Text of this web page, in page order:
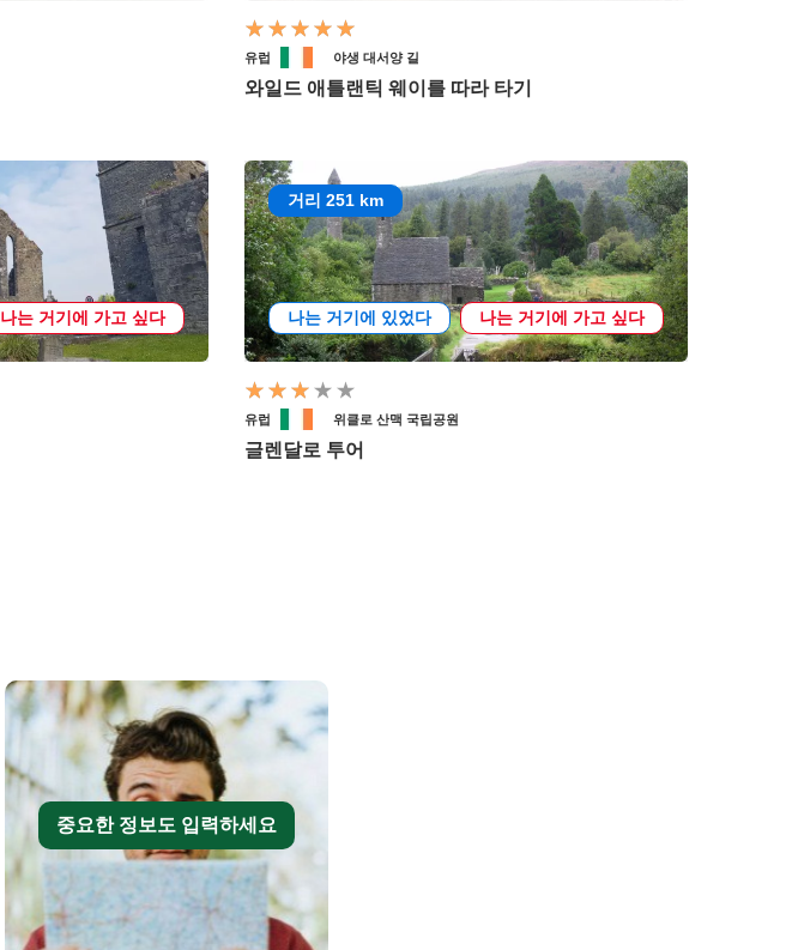
유럽 야생 대서양 길
와일드 애틀랜틱 웨이를 따라 타기
나는 거기에 가고 싶다
거리 251 km
나는 거기에 있었다 나는 거기에 가고 싶다
유럽 위클로 산맥 국립공원
글렌달로 투어
중요한 정보도 입력하세요